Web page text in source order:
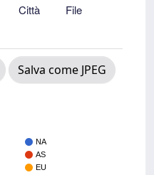
Città
File
Salva come JPEG
NA
AS
EU